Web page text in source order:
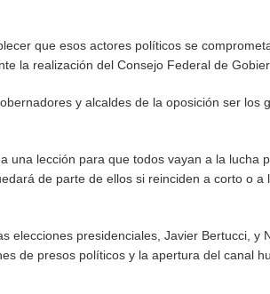
que esos actores políticos se
la realización del Consejo Federal de
y alcaldes de la oposición ser los
una lección para que todos vayan a la lucha
de parte de ellos si reinciden a corto o a
elecciones presidenciales, Javier Bertucci, y
de presos políticos y la apertura del canal